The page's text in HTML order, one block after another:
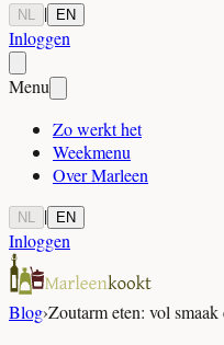
NL | EN
Inloggen
Menu
Zo werkt het
Weekmenu
Over Marleen
NL | EN
Inloggen
Blog›Zoutarm eten: vol smaak